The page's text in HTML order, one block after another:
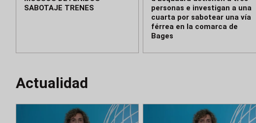
SABOTAJE TRENES
personas e investigan a una
cuarta por sabotear una vía
férrea en la comarca de
Bages
Actualidad